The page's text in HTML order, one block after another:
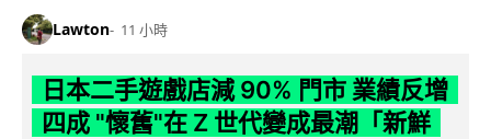
Lawton 11 小時
日本二手遊戲店減 90% 門市 業績反增
四成 "懷舊"在 Z 世代變成最潮「新鮮